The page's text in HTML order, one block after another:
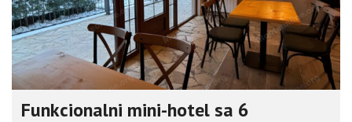
Funkcionalni mini-hotel sa 6